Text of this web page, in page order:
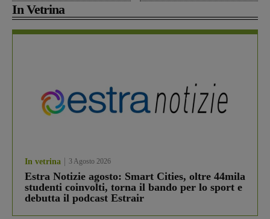
In Vetrina
In vetrina 3 Agosto 2026
Estra Notizie agosto: Smart Cities, oltre 44mila
studenti coinvolti, torna il bando per lo sport e
debutta il podcast Estrair